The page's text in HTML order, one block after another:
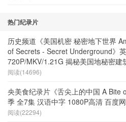
热门纪录片
历史频道《美国机密 秘密地下世界
of Secrets - Secret Underground》
720P/MKV/1.21G 揭秘美国地秘密建
阅读(14696)
央美食纪录片《舌尖上的中国 A Bite
季 全7集 汉语中字 1080P高清 百度
阅读(22294)